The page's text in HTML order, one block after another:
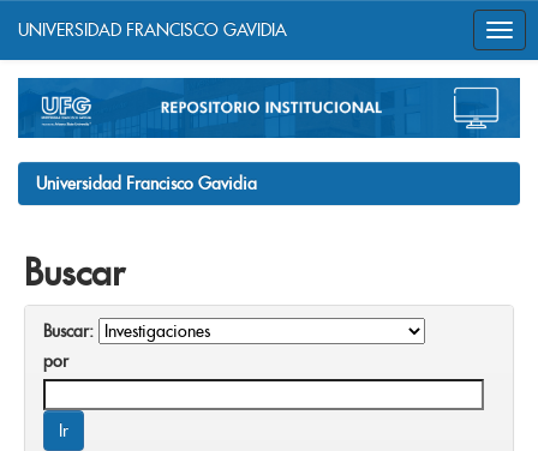
navigation
UNIVERSIDAD FRANCISCO GAVIDIA
Universidad Francisco Gavidia
Buscar
Buscar:
por